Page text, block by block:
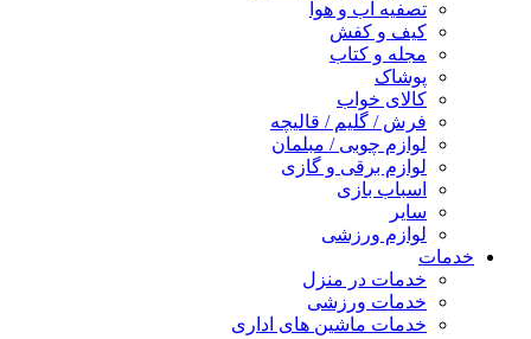
تصفیه آب و هوا
کیف و کفش
مجله و کتاب
پوشاک
کالای خواب
فرش / گلیم / قالیچه
لوازم چوبی / مبلمان
لوازم برقی و گازی
اسباب بازی
سایر
لوازم ورزشی
خدمات
خدمات در منزل
خدمات ورزشی
خدمات ماشین های اداری